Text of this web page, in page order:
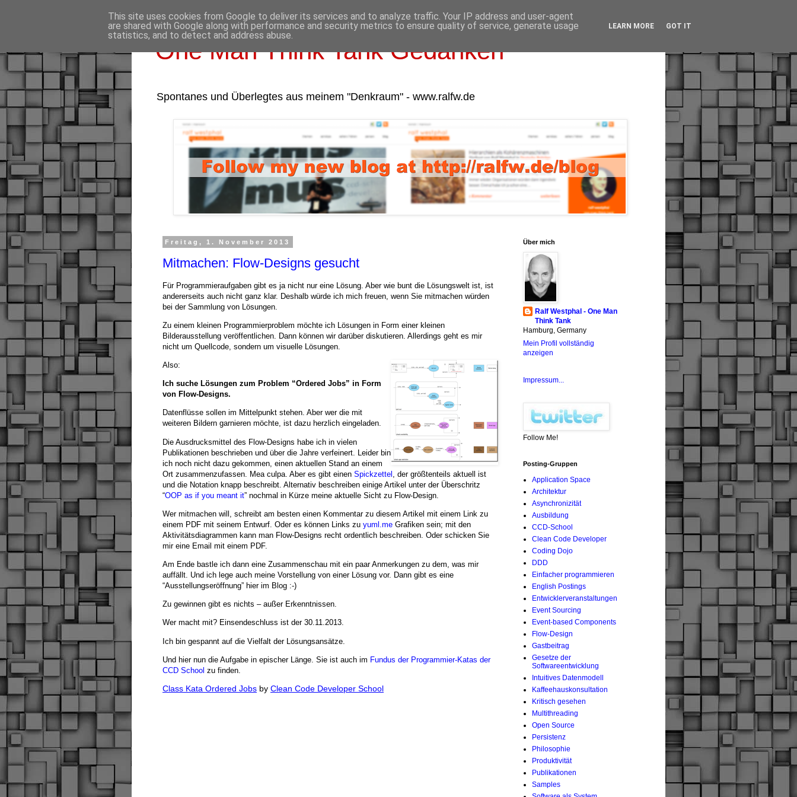
One Man Think Tank Gedanken
Spontanes und Überlegtes aus meinem "Denkraum" - www.ralfw.de
Freitag, 1. November 2013
Mitmachen: Flow-Designs gesucht
Für Programmieraufgaben gibt es ja nicht nur eine Lösung. Aber wie bunt die Lösungswelt ist, ist
andererseits auch nicht ganz klar. Deshalb würde ich mich freuen, wenn Sie mitmachen würden
bei der Sammlung von Lösungen.
Zu einem kleinen Programmierproblem möchte ich Lösungen in Form einer kleinen
Bilderausstellung veröffentlichen. Dann können wir darüber diskutieren. Allerdings geht es mir
nicht um Quellcode, sondern um visuelle Lösungen.
Also:
Ich suche Lösungen zum Problem “Ordered Jobs” in Form
von Flow-Designs.
Datenflüsse sollen im Mittelpunkt stehen. Aber wer die mit
weiteren Bildern garnieren möchte, ist dazu herzlich eingeladen.
Die Ausdrucksmittel des Flow-Designs habe ich in vielen
Publikationen beschrieben und über die Jahre verfeinert. Leider bin
ich noch nicht dazu gekommen, einen aktuellen Stand an einem
Ort zusammenzufassen. Mea culpa. Aber es gibt einen Spickzettel , der größtenteils aktuell ist
und die Notation knapp beschreibt. Alternativ beschreiben einige Artikel unter der Überschritz
“OOP as if you meant it” nochmal in Kürze meine aktuelle Sicht zu Flow-Design.
Wer mitmachen will, schreibt am besten einen Kommentar zu diesem Artikel mit einem Link zu
einem PDF mit seinem Entwurf. Oder es können Links zu yuml.me Grafiken sein; mit den
Aktivitätsdiagrammen kann man Flow-Designs recht ordentlich beschreiben. Oder schicken Sie
mir eine Email mit einem PDF.
Am Ende bastle ich dann eine Zusammenschau mit ein paar Anmerkungen zu dem, was mir
auffällt. Und ich lege auch meine Vorstellung von einer Lösung vor. Dann gibt es eine
“Ausstellungseröffnung” hier im Blog :-)
Zu gewinnen gibt es nichts – außer Erkenntnissen.
Wer macht mit? Einsendeschluss ist der 30.11.2013.
Ich bin gespannt auf die Vielfalt der Lösungsansätze.
Und hier nun die Aufgabe in epischer Länge. Sie ist auch im Fundus der Programmier-Katas der
CCD School zu finden.
Class Kata Ordered Jobs by Clean Code Developer School
Über mich
Ralf Westphal - One Man
Think Tank
Hamburg, Germany
Mein Profil vollständig
anzeigen
Impressum...
Follow Me!
Posting-Gruppen
Application Space
Architektur
Asynchronizität
Ausbildung
CCD-School
Clean Code Developer
Coding Dojo
DDD
Einfacher programmieren
English Postings
Entwicklerveranstaltungen
Event Sourcing
Event-based Components
Flow-Design
Gastbeitrag
Gesetze der
Softwareentwicklung
Intuitives Datenmodell
Kaffeehauskonsultation
Kritisch gesehen
Multithreading
Open Source
Persistenz
Philosophie
Produktivität
Publikationen
Samples
This site uses cookies from Google to deliver its services and to analyze traffic. Your IP address and user-agent
are shared with Google along with performance and security metrics to ensure quality of service, generate usage
statistics, and to detect and address abuse.
LEARN MORE GOT IT